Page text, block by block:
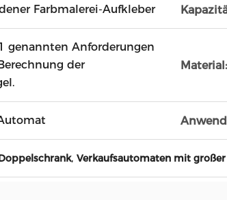
Farbmalerei-Aufkleber
genannten Anforderungen
der
Material:
, Verkaufsautomaten mit